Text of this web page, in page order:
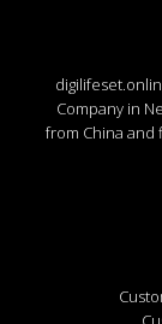
Company in
from China and